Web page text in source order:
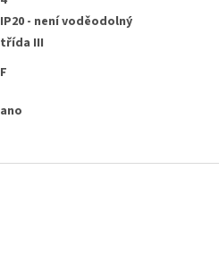
IP20 - není voděodolný
třída III
F
ano